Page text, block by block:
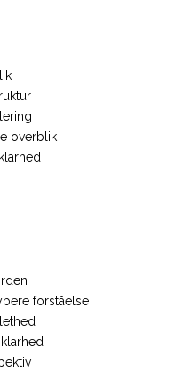
overblik
forståelse